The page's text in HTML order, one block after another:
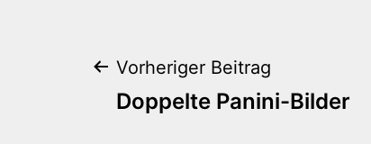
Vorheriger Beitrag
Doppelte Panini-Bilder